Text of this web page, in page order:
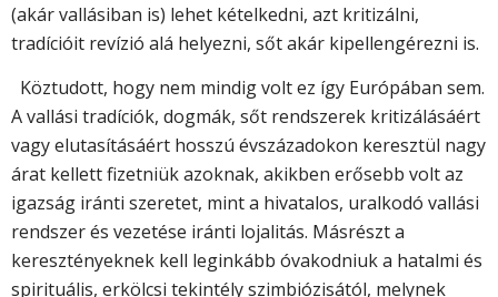
(akár vallásiban is) lehet kételkedni, azt kritizálni,
tradícióit revízió alá helyezni, sőt akár kipellengérezni is.
Köztudott, hogy nem mindig volt ez így Európában sem.
A vallási tradíciók, dogmák, sőt rendszerek kritizálásáért
vagy elutasításáért hosszú évszázadokon keresztül nagy
árat kellett fizetniük azoknak, akikben erősebb volt az
igazság iránti szeretet, mint a hivatalos, uralkodó vallási
rendszer és vezetése iránti lojalitás. Másrészt a
keresztényeknek kell leginkább óvakodniuk a hatalmi és
spirituális, erkölcsi tekintély szimbiózisától, melynek